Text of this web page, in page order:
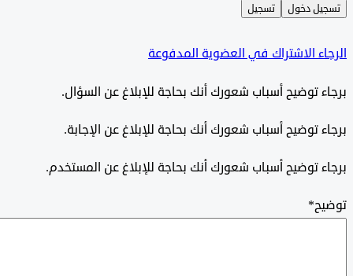
دخول تسجيل
الاشتراك في العضوية المدفوعة
توضيح أسباب شعورك أنك بحاجة للإبلاغ عن السؤال.
توضيح أسباب شعورك أنك بحاجة للإبلاغ عن الإجابة.
توضيح أسباب شعورك أنك بحاجة للإبلاغ عن المستخدم.
*